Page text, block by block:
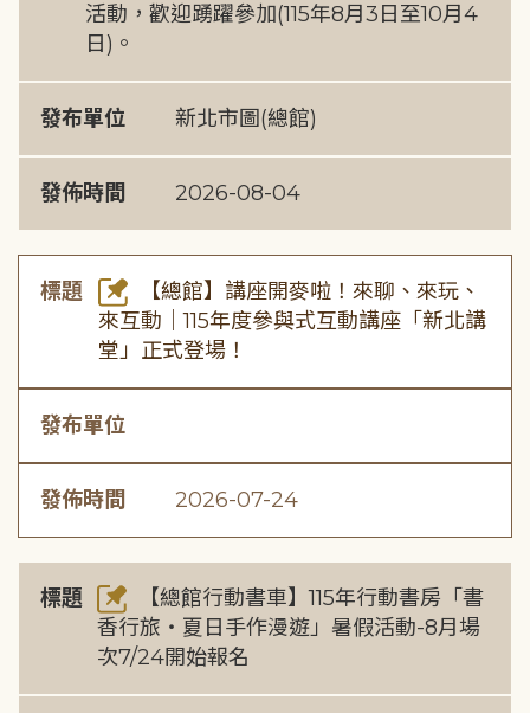
活動，歡迎踴躍參加(115年8月3日至10月4
日)。
發布單位 新北市圖(總館)
發佈時間 2026-08-04
標題
【總館】講座開麥啦！來聊、來玩、
來互動｜115年度參與式互動講座「新北講
堂」正式登場！
發布單位
發佈時間 2026-07-24
標題
【總館行動書車】115年行動書房「書
香行旅・夏日手作漫遊」暑假活動-8月場
次7/24開始報名